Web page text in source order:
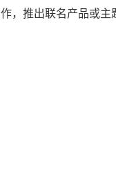
，推出联名产品或主